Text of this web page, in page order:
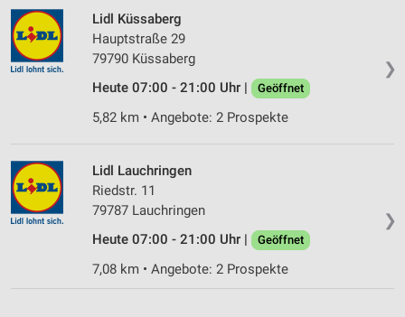
❯
Lidl Küssaberg
Hauptstraße 29
79790 Küssaberg
Heute 07:00 - 21:00 Uhr |
Geöffnet
5,82 km • Angebote: 2 Prospekte
❯
Lidl Lauchringen
Riedstr. 11
79787 Lauchringen
Heute 07:00 - 21:00 Uhr |
Geöffnet
7,08 km • Angebote: 2 Prospekte